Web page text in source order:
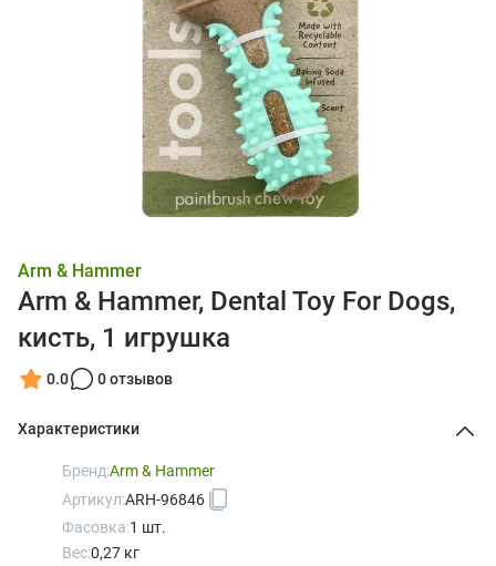
Arm & Hammer
Arm & Hammer, Dental Toy For Dogs,
кисть, 1 игрушка
0.0 0 отзывов
Характеристики
Бренд:Arm & Hammer
Артикул:ARH-96846
Фасовка:1 шт.
Вес:0,27 кг